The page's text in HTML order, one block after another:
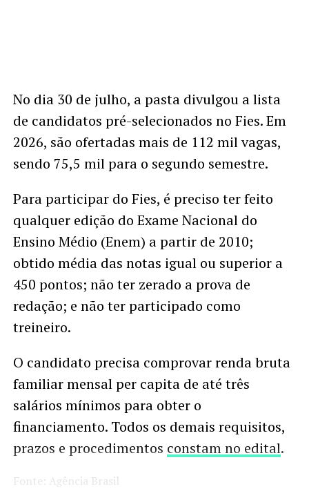
No dia 30 de julho, a pasta divulgou a lista
de candidatos pré-selecionados no Fies. Em
2026, são ofertadas mais de 112 mil vagas,
sendo 75,5 mil para o segundo semestre.
Para participar do Fies, é preciso ter feito
qualquer edição do Exame Nacional do
Ensino Médio (Enem) a partir de 2010;
obtido média das notas igual ou superior a
450 pontos; não ter zerado a prova de
redação; e não ter participado como
treineiro.
O candidato precisa comprovar renda bruta
familiar mensal per capita de até três
salários mínimos para obter o
financiamento. Todos os demais requisitos,
prazos e procedimentos constam no edital.
Fonte: Agência Brasil